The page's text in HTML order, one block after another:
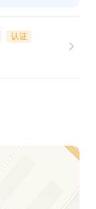
认证